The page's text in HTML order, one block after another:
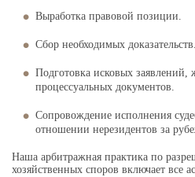
Выработка правовой позиции.
Сбор необходимых доказательств.
Подготовка исковых заявлений,
процессуальных документов.
Сопровождение исполнения
отношении нерезидентов за
Наша арбитражная практика по
хозяйственных споров включает все